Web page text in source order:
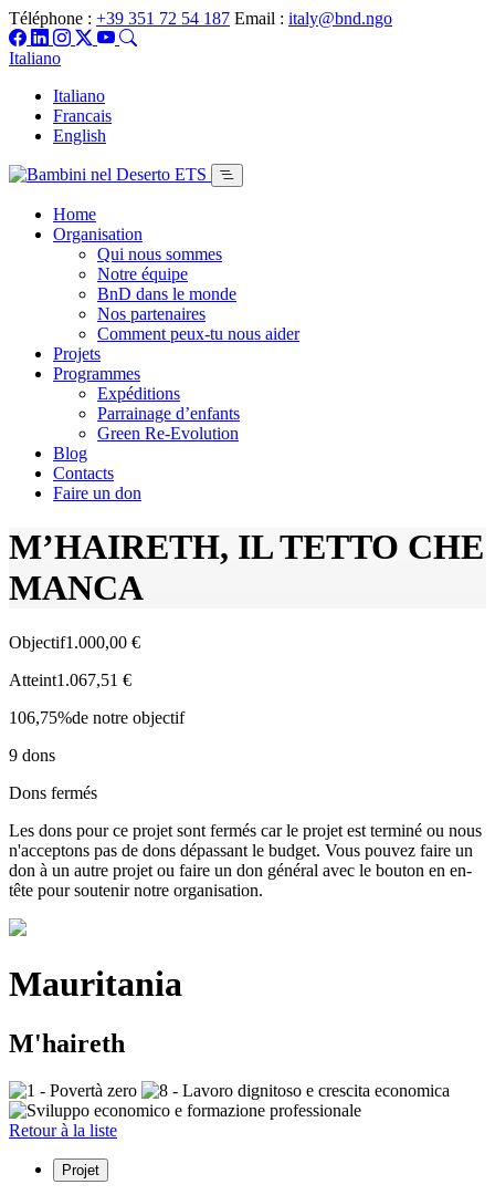
Téléphone : +39 351 72 54 187 Email : italy@bnd.ngo
Italiano
Italiano
Francais
English
Home
Organisation
Qui nous sommes
Notre équipe
BnD dans le monde
Nos partenaires
Comment peux-tu nous aider
Projets
Programmes
Expéditions
Parrainage d’enfants
Green Re-Evolution
Blog
Contacts
Faire un don
M’HAIRETH, IL TETTO CHE
MANCA
Objectif1.000,00 €
Atteint1.067,51 €
106,75%de notre objectif
9 dons
Dons fermés
Les dons pour ce projet sont fermés car le projet est terminé ou nous
n'acceptons pas de dons dépassant le budget. Vous pouvez faire un
don à un autre projet ou faire un don général avec le bouton en en-
tête pour soutenir notre organisation.
Mauritania
M'haireth
Retour à la liste
Projet